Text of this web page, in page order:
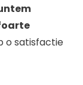
o satisfactie